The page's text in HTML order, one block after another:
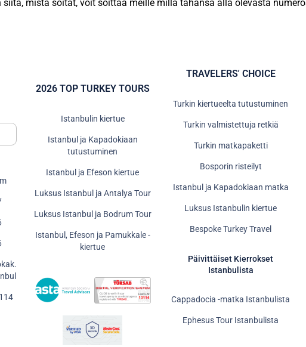
siitä, mistä soitat, voit soittaa meille millä tahansa alla olevasta
2026 TOP TURKEY TOURS
Istanbulin kiertue
Istanbul ja Kapadokiaan
tutustuminen
Istanbul ja Efeson kiertue
Luksus Istanbul ja Antalya Tour
Luksus Istanbul ja Bodrum Tour
Istanbul, Efeson ja Pamukkale -
kiertue
TRAVELERS' CHOICE
Turkin kiertueelta tutustuminen
Turkin valmistettuja retkiä
Turkin matkapaketti
Bosporin risteilyt
Istanbul ja Kapadokiaan matka
Luksus Istanbulin kiertue
Bespoke Turkey Travel
Päivittäiset Kierrokset
Istanbulista
Cappadocia -matka Istanbulista
Ephesus Tour Istanbulista